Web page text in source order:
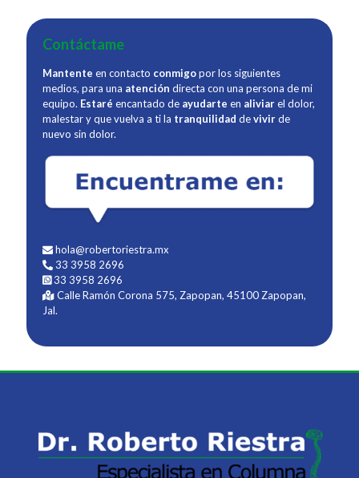
Contáctame
Mantente en contacto conmigopor los siguientes
medios, para una atención directa con una persona de mi
equipo. Estaré encantado de ayudarte en aliviarel dolor,
malestar y que vuelva a ti la tranquilidad devivirde
nuevo sin dolor.
hola@robertoriestra.mx
33 3958 2696
33 3958 2696
Calle Ramón Corona 575, Zapopan, 45100 Zapopan,
Jal.